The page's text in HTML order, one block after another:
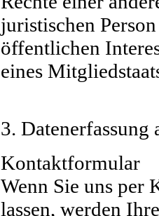
juristischen
öffentlichen
eines
3. Datenerfassung
Kontaktformular
Wenn Sie uns per
lassen, werden